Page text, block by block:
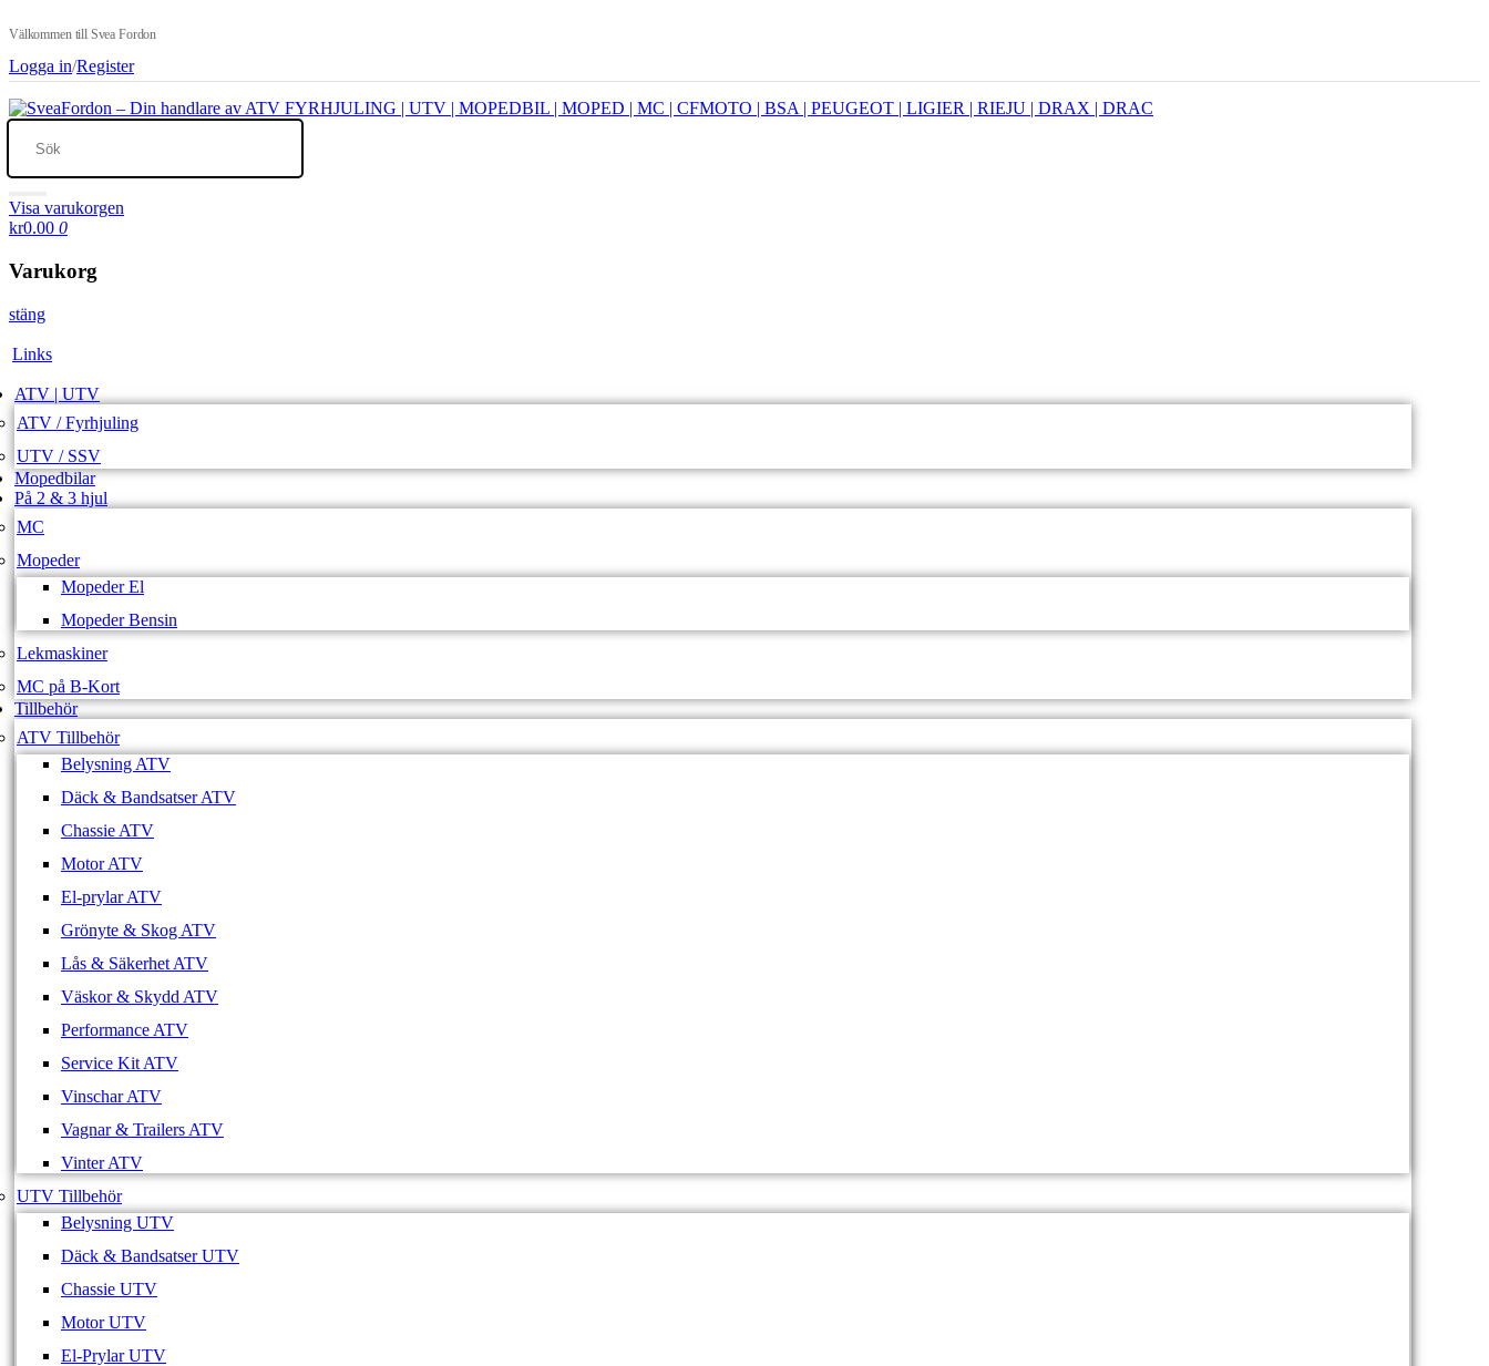
Välkommen till Svea Fordon
Logga in/Register
Visa varukorgen
kr0.00 0
Varukorg
stäng
Links
ATV | UTV
ATV / Fyrhjuling
UTV / SSV
Mopedbilar
På 2 & 3 hjul
MC
Mopeder
Mopeder El
Mopeder Bensin
Lekmaskiner
MC på B-Kort
Tillbehör
ATV Tillbehör
Belysning ATV
Däck & Bandsatser ATV
Chassie ATV
Motor ATV
El-prylar ATV
Grönyte & Skog ATV
Lås & Säkerhet ATV
Väskor & Skydd ATV
Performance ATV
Service Kit ATV
Vinschar ATV
Vagnar & Trailers ATV
Vinter ATV
UTV Tillbehör
Belysning UTV
Däck & Bandsatser UTV
Chassie UTV
Motor UTV
El-Prylar UTV